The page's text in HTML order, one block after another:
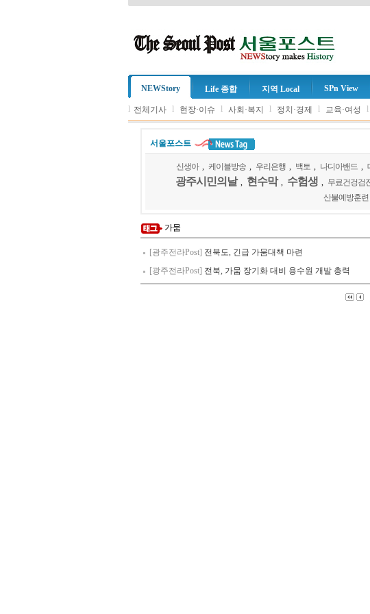
NEWStory Life 종합 지역 Local SPn View
l 전체기사 l 현장·이슈 l 사회·복지 l 정치·경제 l 교육·여성 l
서울포스트
신생아 케이블방송 우리은행 백토 나디아밴드
광주시민의날 현수막 수험생 무료건겅검
산불예방훈련
가뭄
[광주전라Post] 전북도, 긴급 가뭄대책 마련
[광주전라Post] 전북, 가뭄 장기화 대비 용수원 개발 총력